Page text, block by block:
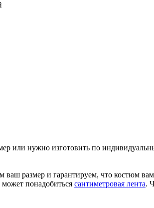
или нужно изготовить по
размер и гарантируем, что костюм
понадобиться сантиметровая лента.